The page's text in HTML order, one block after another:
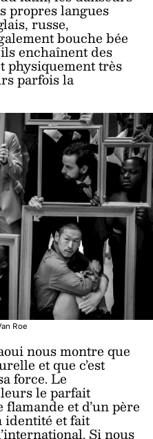
propres langues
russe,
bouche bée
enchaînent des
physiquement très
parfois la
Roe
nous montre que
et que c’est
force. Le
le parfait
et d’un père
identité et fait
Si nous